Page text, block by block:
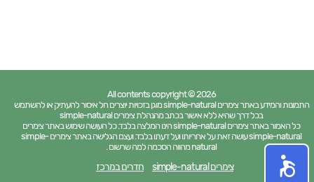
All contents copyright © 2026
התמונות והמידע באתר צימרים simple-natural מוגן בזכויות יוצרים חל איסור להעתיק או להשתמש
בכל דרך שהיא ללא אישור בכתב מהנהלת צימרים simple-natural
כל האמור באתר צימרים simple-natural הינו המלצה בלבד. כל העושה שימוש באתר צימרים
simple-natural עושה זאת על אחריותו ועל דעתו בלבד. ועצם הגלישה באתר צימרים simple-
natural מהווה הסכמה למה שרשום .
צימרים simple-natural חדרים במרכז